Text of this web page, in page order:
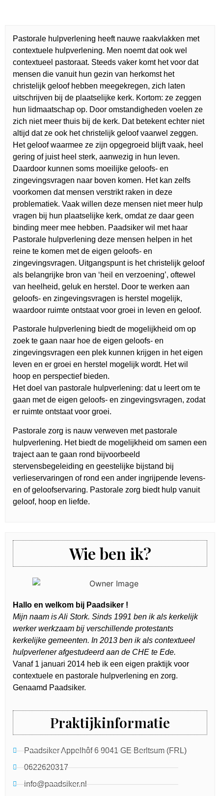
Pastorale hulpverlening heeft nauwe raakvlakken met
contextuele hulpverlening. Men noemt dat ook wel
contextueel pastoraat. Steeds vaker komt het voor dat
mensen die vanuit hun gezin van herkomst het
christelijk geloof hebben meegekregen, zich laten
uitschrijven bij de plaatselijke kerk. Kortom: ze zeggen
hun lidmaatschap op. Door omstandigheden voelen ze
zich niet meer thuis bij de kerk. Dat betekent echter niet
altijd dat ze ook het christelijk geloof vaarwel zeggen.
Het geloof waarmee ze zijn opgegroeid blijft vaak, heel
gering of juist heel sterk, aanwezig in hun leven.
Daardoor kunnen soms moeilijke geloofs- en
zingevingsvragen naar boven komen. Het kan zelfs
voorkomen dat mensen verstrikt raken in deze
problematiek. Vaak willen deze mensen niet meer hulp
vragen bij hun plaatselijke kerk, omdat ze daar geen
binding meer mee hebben. Paadsiker wil met haar
Pastorale hulpverlening deze mensen helpen in het
reine te komen met de eigen geloofs- en
zingevingsvragen. Uitgangspunt is het christelijk geloof
als belangrijke bron van ‘heil en verzoening’, oftewel
van heelheid, geluk en herstel. Door te werken aan
geloofs- en zingevingsvragen is herstel mogelijk,
waardoor ruimte ontstaat voor groei in leven en geloof.
Pastorale hulpverlening biedt de mogelijkheid om op
zoek te gaan naar hoe de eigen geloofs- en
zingevingsvragen een plek kunnen krijgen in het eigen
leven en er groei en herstel mogelijk wordt. Het wil
hoop en perspectief bieden.
Het doel van pastorale hulpverlening: dat u leert om te
gaan met de eigen geloofs- en zingevingsvragen, zodat
er ruimte ontstaat voor groei.
Pastorale zorg is nauw verweven met pastorale
hulpverlening. Het biedt de mogelijkheid om samen een
traject aan te gaan rond bijvoorbeeld
stervensbegeleiding en geestelijke bijstand bij
verlieservaringen of rond een ander ingrijpende levens-
en of geloofservaring. Pastorale zorg biedt hulp vanuit
geloof, hoop en liefde.
Wie ben ik?
Hallo en welkom bij Paadsiker !
Mijn naam is Ali Stork. Sinds 1991 ben ik als kerkelijk
werker werkzaam bij verschillende protestants
kerkelijke gemeenten. In 2013 ben ik als contextueel
hulpverlener afgestudeerd aan de CHE te Ede.
Vanaf 1 januari 2014 heb ik een eigen praktijk voor
contextuele en pastorale hulpverlening en zorg.
Genaamd Paadsiker.
Praktijkinformatie
Paadsiker Appelhôf 6 9041 GE Berltsum (FRL)
0622620317
info@paadsiker.nl